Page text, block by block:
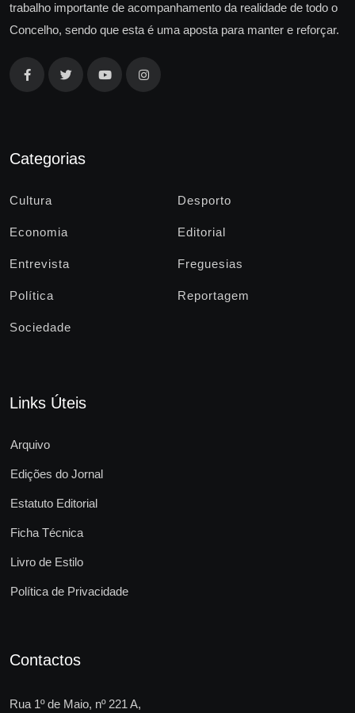
trabalho importante de acompanhamento da realidade de todo o
Concelho, sendo que esta é uma aposta para manter e reforçar.
Categorias
Cultura Desporto
Economia Editorial
Entrevista Freguesias
Política Reportagem
Sociedade
Links Úteis
Arquivo
Edições do Jornal
Estatuto Editorial
Ficha Técnica
Livro de Estilo
Política de Privacidade
Contactos
Rua 1º de Maio, nº 221 A,